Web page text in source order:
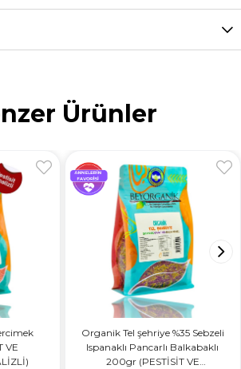
Ürünler
Organik Tel şehriye %35 Sebzeli
Ispanaklı Pancarlı Balkabaklı
200gr (PESTİSİT VE